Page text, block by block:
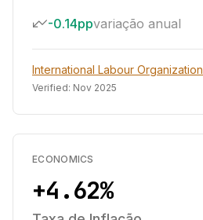
-0.14ppvariação anual
International Labour Organization
Verified: Nov 2025
ECONOMICS
+4.62%